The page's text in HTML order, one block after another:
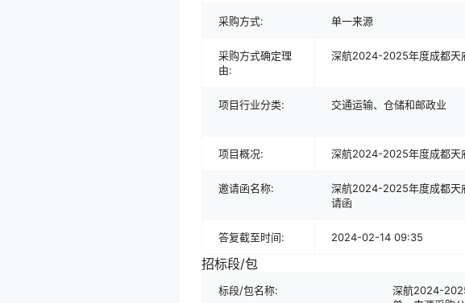
采购方式: 单一来源
采购方式确定理
由:
深航2024-2025年度成都天
项目行业分类: 交通运输、仓储和邮政业
项目概况: 深航2024-2025年度成都天
邀请函名称:
深航2024-2025年度成都天
请函
答复截至时间: 2024-02-14 09:35
招标段/包
标段/包名称:
深航2024-